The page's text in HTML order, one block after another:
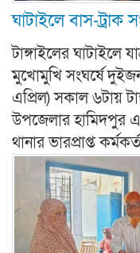
ঘাটাইলে বাস-ট্রাক
টাঙ্গাইলের ঘাটাইলে
মুখোমুখি সংঘর্ষে
এপ্রিল) সকাল ৬টায়
উপজেলার হামিদপুর
থানার ভারপ্রাপ্ত